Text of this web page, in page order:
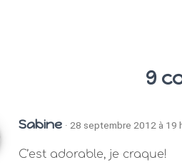
9
Sabine · 28 septembre 2012 à 19
C’est adorable, je craque!